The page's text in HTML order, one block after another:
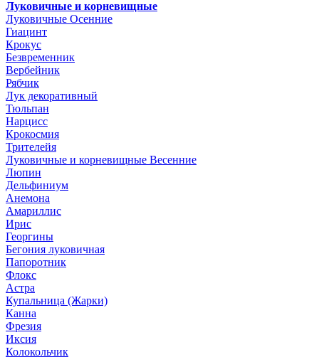
Луковичные и корневищные
Луковичные Осенние
Гиацинт
Крокус
Безвременник
Вербейник
Рябчик
Лук декоративный
Тюльпан
Нарцисс
Крокосмия
Трителейя
Луковичные и корневищные Весенние
Люпин
Дельфиниум
Анемона
Амариллис
Ирис
Георгины
Бегония луковичная
Папоротник
Флокс
Астра
Купальница (Жарки)
Канна
Фрезия
Иксия
Колокольчик